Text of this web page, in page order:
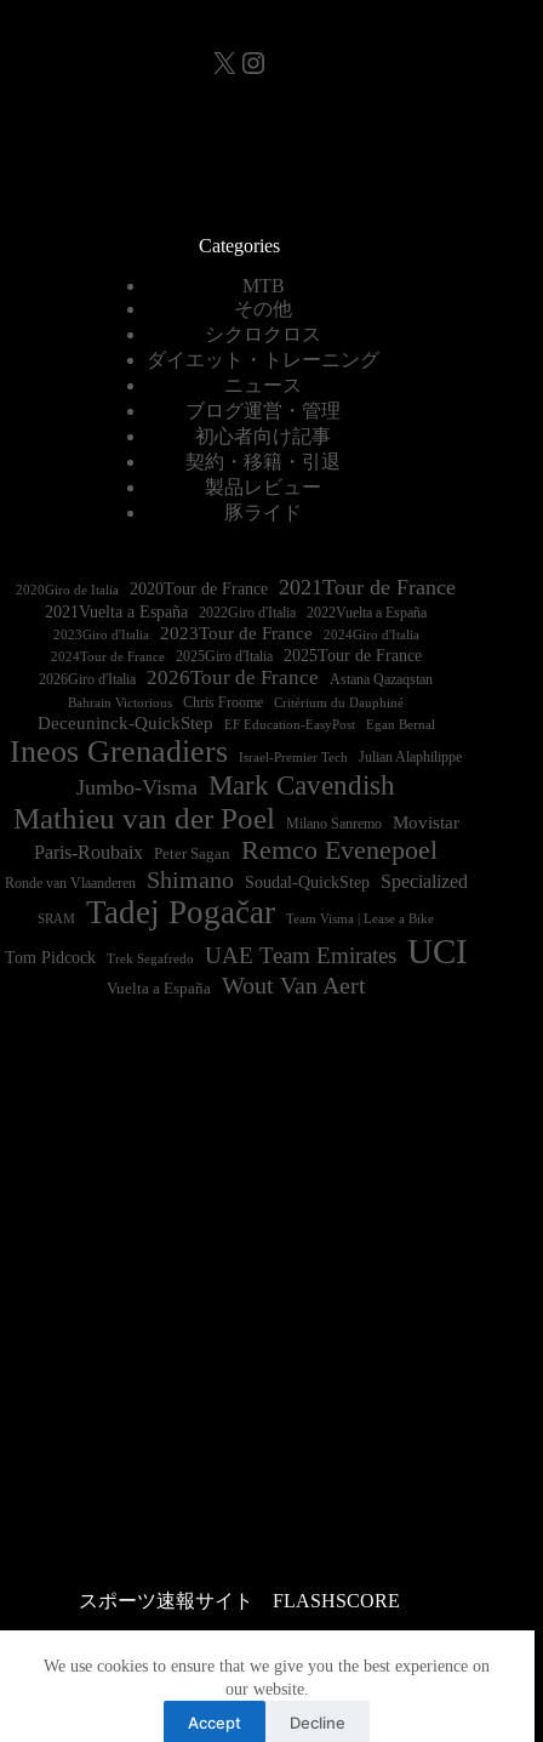
We use cookies to ensure that we give you the best experience on
our website.
Accept Decline
X Instagram
Categories
MTB
その他
シクロクロス
ダイエット・トレーニング
ニュース
ブログ運営・管理
初心者向け記事
契約・移籍・引退
製品レビュー
豚ライド
2020Giro de Italia 2020Tour de France 2021Tour de France
2021Vuelta a España 2022Vuelta a España
2023Giro d'Italia 2023Tour de France
2024Tour de France
2025Giro d'Italia 2025Tour de France
2026Giro d'Italia 2026Tour de France Astana Qazaqstan
Bahrain Victorious Chris Froome Critérium du Dauphiné
Deceuninck-QuickStep EF Education-EasyPost Egan Bernal
Ineos Grenadiers Israel-Premier Tech Julian Alaphilippe
Jumbo-Visma Mark Cavendish
Mathieu van der Poel Milano Sanremo
Movistar
Paris-Roubaix
Peter Sagan Remco Evenepoel
Ronde van Vlaanderen Shimano Soudal-QuickStep Specialized
SRAM Tadej Pogačar Team Visma | Lease a Bike
Tom Pidcock Trek Segafredo UAE Team Emirates UCI
Vuelta a España Wout Van Aert
スポーツ速報サイト FLASHSCORE